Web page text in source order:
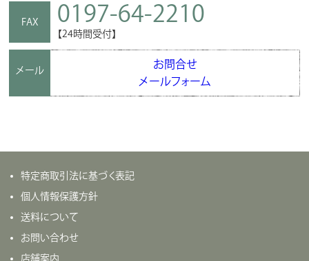
FAX 0197-64-2210
【24時間受付】
メール
お問合せ
メールフォーム
特定商取引法に基づく表記
個人情報保護方針
送料について
お問い合わせ
店舗案内